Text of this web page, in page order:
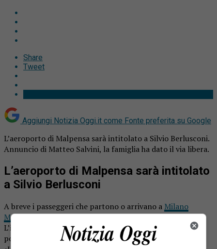
Share
Tweet
Aggiungi Notizia Oggi.it come Fonte preferita su Google
L’aeroporto di Malpensa sarà intitolato a Silvio Berlusconi.
Annuncio di Matteo Salvini, la famiglia ha dato il via libera.
L’aeroporto di Malpensa sarà intitolato
a Silvio Berlusconi
A breve i passeggeri che partono o arrivano a Milano
Malpensapasseranno dall’aeroporto “Silvio Berlusconi”.
L’intitolazione (che ovviamente sta sollevando un vespaio
politico) è stata annunciata dal ministro Matteo Salvini.